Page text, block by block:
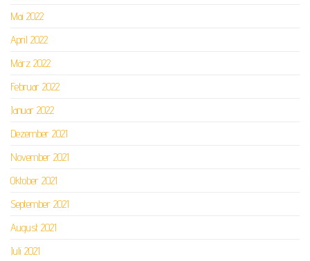
Mai 2022
April 2022
März 2022
Februar 2022
Januar 2022
Dezember 2021
November 2021
Oktober 2021
September 2021
August 2021
Juli 2021